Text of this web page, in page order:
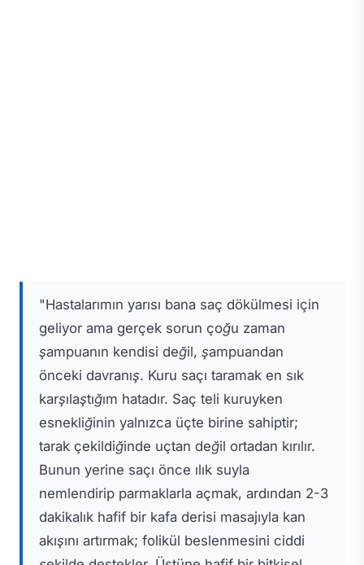
"Hastalarımın yarısı bana saç dökülmesi için
geliyor ama gerçek sorun çoğu zaman
şampuanın kendisi değil, şampuandan
önceki davranış. Kuru saçı taramak en sık
karşılaştığım hatadır. Saç teli kuruyken
esnekliğinin yalnızca üçte birine sahiptir;
tarak çekildiğinde uçtan değil ortadan kırılır.
Bunun yerine saçı önce ılık suyla
nemlendirip parmaklarla açmak, ardından 2-3
dakikalık hafif bir kafa derisi masajıyla kan
akışını artırmak; folikül beslenmesini ciddi